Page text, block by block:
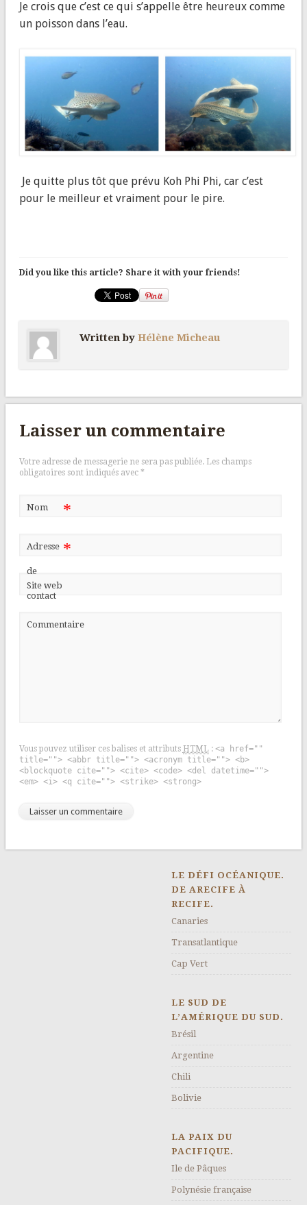
Je crois que c’est ce qui s’appelle être heureux comme
un poisson dans l’eau.
Je quitte plus tôt que prévu Koh Phi Phi, car c’est
pour le meilleur et vraiment pour le pire.
Did you like this article? Share it with your friends!
Written by Hélène Micheau
Laisser un commentaire
Votre adresse de messagerie ne sera pas publiée.Les champs
obligatoires sont indiqués avec *
Nom *
Adresse
de
contact
*
Site web
Commentaire
Vous pouvez utiliser ces balises et attributs HTML: <a href=""
title=""> <abbr title=""> <acronym title=""> <b>
<blockquote cite=""> <cite> <code> <del datetime="">
<em> <i> <q cite=""> <strike> <strong>
LE DÉFI OCÉANIQUE.
DE ARECIFE À
RECIFE.
Canaries
Transatlantique
Cap Vert
LE SUD DE
L’AMÉRIQUE DU SUD.
Brésil
Argentine
Chili
Bolivie
LA PAIX DU
PACIFIQUE.
Ile de Pâques
Polynésie française